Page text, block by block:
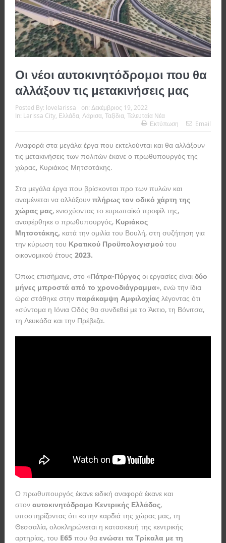
Οι νέοι αυτοκινητόδρομοι που θα
αλλάξουν τις μετακινήσεις μας
Posted By: lovelarissa on: Δεκέμβριος 19, 2022
In: Larissa City, Ελλάδα Λάρισα Ταξίδια Τελευταία Νέα
Εκτύπωση
Email
Αναφορά στα μεγάλα έργα που εκτελούνται και θα αλλάξουν
τις μετακινήσεις των πολιτών έκανε ο πρωθυπουργός της
χώρας, Κυριάκος Μητσοτάκης.
Στα μεγάλα έργα που βρίσκονται προ των πυλών και
αναμένεται να αλλάξουνπλήρως τον οδικό χάρτη της
χώρας μας, ενισχύοντας το ευρωπαϊκό προφίλ της,
αναφέρθηκε ο πρωθυπουργός, Κυριάκος
Μητσοτάκης, κατά την ομιλία του Βουλή, στη συζήτηση για
την κύρωση του Κρατικού Προϋπολογισμού του
οικονομικού έτους 2023.
Όπως επισήμανε, στο «Πάτρα-Πύργος οι εργασίες είναι δύο
μήνες μπροστά από το χρονοδιάγραμμα», ενώ την ίδια
ώρα στάθηκε στην παράκαμψη Αμφιλοχίας λέγοντας ότι
«σύντομα η Ιόνια Οδός θα συνδεθεί με το Άκτιο, τη Βόνιτσα,
τη Λευκάδα και την Πρέβεζα.
Ο πρωθυπουργός έκανε ειδική αναφορά έκανε και
στοναυτοκινητόδρομο Κεντρικής Ελλάδος,
υποστηρίζοντας ότι «στην καρδιά της χώρας μας, τη
Θεσσαλία, ολοκληρώνεται η κατασκευή της κεντρικής
αρτηρίας, του E65 που θα ενώσει τα Τρίκαλα με τη